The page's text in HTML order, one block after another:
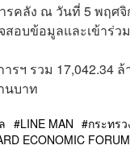
คลัง ณ วันที่ 5 พฤศจิ
อบข้อมูลและเข้าร่ว
รฯ รวม 17,042.34
นบาท
LINE MAN กระทร
ECONOMIC